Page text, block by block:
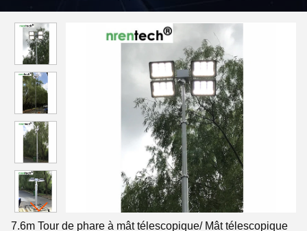
Tour d'éclairage anti-incendie
7.6m Tour de phare à mât télescopique/ Mât télescopique